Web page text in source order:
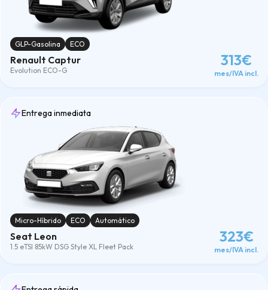
GLP-Gasolina ECO
Renault Captur
Evolution ECO-G
313€
mes/IVA incl.
Entrega inmediata
Micro-Híbrido ECO Automático
Seat Leon
1.5 eTSI 85kW DSG Style XL Fleet Pack
323€
mes/IVA incl.